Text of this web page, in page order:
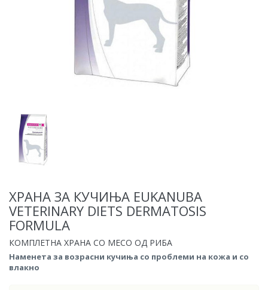
ХРАНА ЗА КУЧИЊА EUKANUBA
VETERINARY DIETS DERMATOSIS
FORMULA
КОМПЛЕТНА ХРАНА СО МЕСО ОД РИБА
Наменета за возрасни кучиња со проблеми на кожа и со
влакно